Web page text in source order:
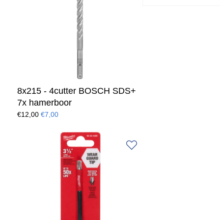
8x215 - 4cutter BOSCH SDS+
7x hamerboor
€12,00 €7,00